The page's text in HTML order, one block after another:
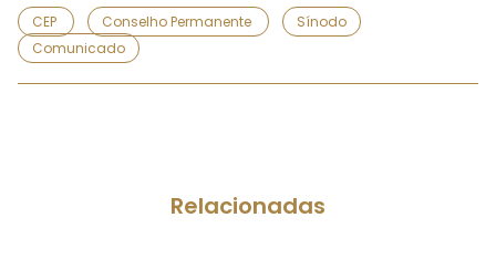
CEP Conselho Permanente
Sínodo
Comunicado
Relacionadas